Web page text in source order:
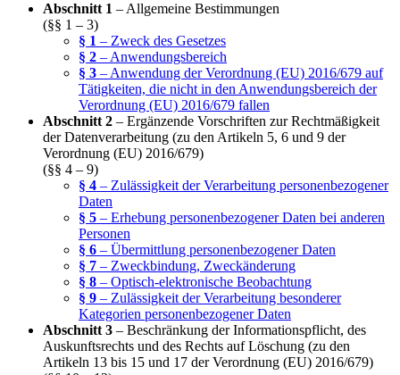
Abschnitt 1 – Allgemeine Bestimmungen
(§§ 1 – 3)
§ 1 – Zweck des Gesetzes
§ 2 – Anwendungsbereich
§ 3 – Anwendung der Verordnung (EU) 2016/679 auf
Tätigkeiten, die nicht in den Anwendungsbereich der
Verordnung (EU) 2016/679 fallen
Abschnitt 2 – Ergänzende Vorschriften zur Rechtmäßigkeit
der Datenverarbeitung (zu den Artikeln 5, 6 und 9 der
Verordnung (EU) 2016/679)
(§§ 4 – 9)
§ 4 – Zulässigkeit der Verarbeitung personenbezogener
Daten
§ 5 – Erhebung personenbezogener Daten bei anderen
Personen
§ 6 – Übermittlung personenbezogener Daten
§ 7 – Zweckbindung, Zweckänderung
§ 8 – Optisch-elektronische Beobachtung
§ 9 – Zulässigkeit der Verarbeitung besonderer
Kategorien personenbezogener Daten
Abschnitt 3 – Beschränkung der Informationspflicht, des
Auskunftsrechts und des Rechts auf Löschung (zu den
Artikeln 13 bis 15 und 17 der Verordnung (EU) 2016/679)